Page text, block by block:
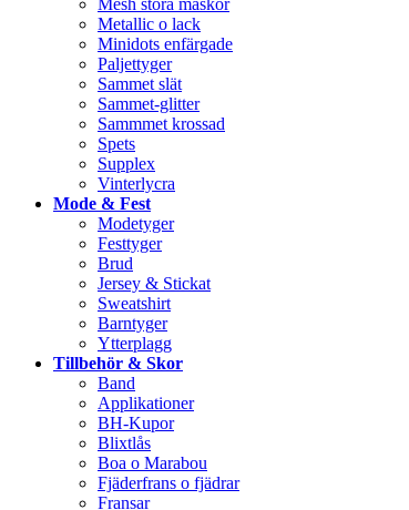
Mesh stora maskor
Metallic o lack
Minidots enfärgade
Paljettyger
Sammet slät
Sammet-glitter
Sammmet krossad
Spets
Supplex
Vinterlycra
Mode & Fest
Modetyger
Festtyger
Brud
Jersey & Stickat
Sweatshirt
Barntyger
Ytterplagg
Tillbehör & Skor
Band
Applikationer
BH-Kupor
Blixtlås
Boa o Marabou
Fjäderfrans o fjädrar
Fransar